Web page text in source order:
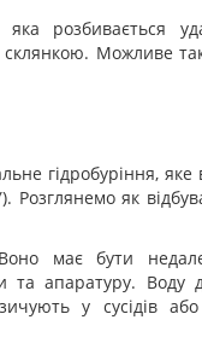
розбивається
склянкою. Можливе
гідробуріння, яке
як
має бути
та апаратуру. Воду
у сусідів